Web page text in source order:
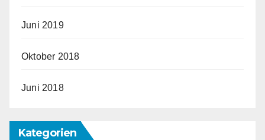
Juni 2019
Oktober 2018
Juni 2018
Kategorien